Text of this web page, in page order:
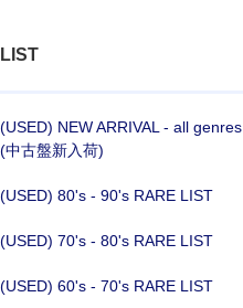
LIST
(USED) NEW ARRIVAL - all genres
(中古盤新入荷)
(USED) 80's - 90's RARE LIST
(USED) 70's - 80's RARE LIST
(USED) 60's - 70's RARE LIST